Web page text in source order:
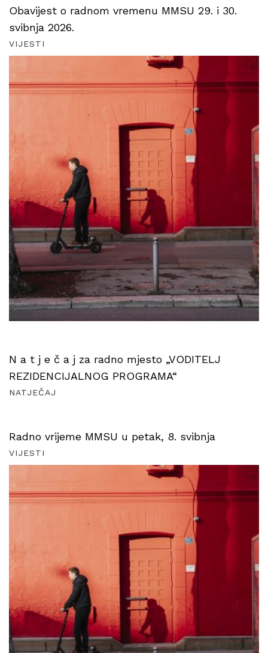
Obavijest o radnom vremenu MMSU 29. i 30.
svibnja 2026.
VIJESTI
N a t j e č a j za radno mjesto „VODITELJ
REZIDENCIJALNOG PROGRAMA“
NATJEČAJ
Radno vrijeme MMSU u petak, 8. svibnja
VIJESTI